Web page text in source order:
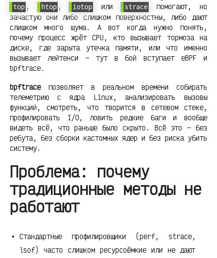
top , htop , iotop или strace
помогают, но
зачастую они либо слишком поверхностны, либо дают
слишком много шума. А вот когда нужно понять,
почему процесс жрёт CPU, кто вызывает тормоза на
диске, где зарыта утечка памяти, или что именно
вызывает лейтенси — тут в бой вступает eBPF и
bpftrace.
bpftraceпозволяет в реальном времени собирать
телеметрию с ядра Linux, анализировать вызовы
функций, смотреть, что творится в сетевом стеке,
профилировать I/O, ловить редкие баги и вообще
видеть всё, что раньше было скрыто. Всё это — без
ребута, без сборки кастомных ядер и без риска убить
систему.
Проблема: почему
традиционные методы не
работают
Стандартные профилировщики (perf, strace,
lsof) часто слишком ресурсоёмкие или не дают